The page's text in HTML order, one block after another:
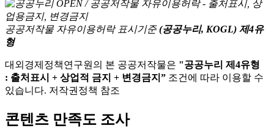
공공저작물 자유이용허락 표시기준 (공공누리, KOGL) 제4유
형
대외경제정책연구원의 본 공공저작물은 "공공누리 제4유형
: 출처표시 + 상업적 금지 + 변경금지” 조건에 따라 이용할 수
있습니다. 저작권정책 참조
콘텐츠 만족도 조사